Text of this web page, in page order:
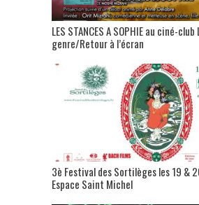
LES STANCES A SOPHIE au ciné-club
genre/Retour à l’écran
3è Festival des Sortilèges les 19 &
Espace Saint Michel